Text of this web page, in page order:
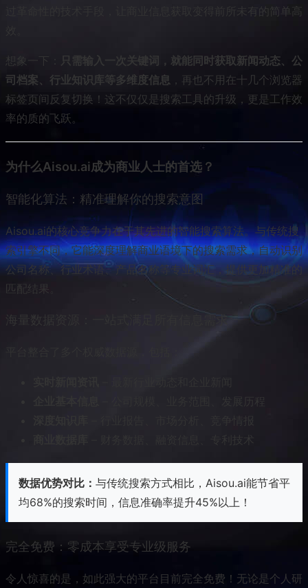
过革命性的技术手段，让商业信息获取变得前所未有的简单高
想象一下：
只需输入一次关键词，就能同时获取新闻动态、公
司档案、行业知识库等多维度信息 ，再也不用在十几个浏览器
标签页间反复切换！这不仅仅是搜索工具的升级，更是工作效
率的质的飞跃。
为什么Aisou.ai成为商业人士的首选？
智能化算法：精准理解你的搜索意图
Aisou.ai的核心竞争力在于其先进的智能搜索算法。与传统搜
索引擎不同，它能深度理解商业语境下的搜索需求，自动识别
公司名称、行业术语、产品名称等专业词汇，提供更加精准的
匹配结果。
海量数据资源：一站式满足所有信息需求
– 公司规模、业务范围、发展历程
数据优势对比： 与传统搜索方式相比，Aisou.ai能节省平
均68%的搜索时间，信息准确率提升45%以上！
完全免费：零成本享受专业级服务
令人惊喜的是，如此强大的平台目前完全免费！无论是个人研